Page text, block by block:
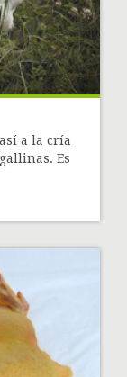
a la cría
Es